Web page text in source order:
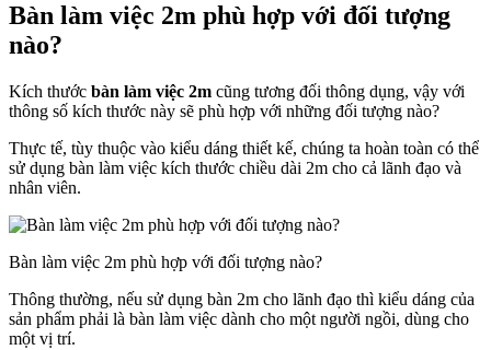
Bàn làm việc 2m phù hợp với đối tượng
nào?
Kích thước bàn làm việc 2m cũng tương đối thông dụng, vậy với
thông số kích thước này sẽ phù hợp với những đối tượng nào?
Thực tế, tùy thuộc vào kiểu dáng thiết kế, chúng ta hoàn toàn có thể
sử dụng bàn làm việc kích thước chiều dài 2m cho cả lãnh đạo và
nhân viên.
Bàn làm việc 2m phù hợp với đối tượng nào?
Thông thường, nếu sử dụng bàn 2m cho lãnh đạo thì kiểu dáng của
sản phẩm phải là bàn làm việc dành cho một người ngồi, dùng cho
một vị trí.